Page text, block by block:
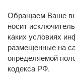
Обращаем Ваше
носит
каких условиях
размещенные на
определяемой
кодекса РФ.